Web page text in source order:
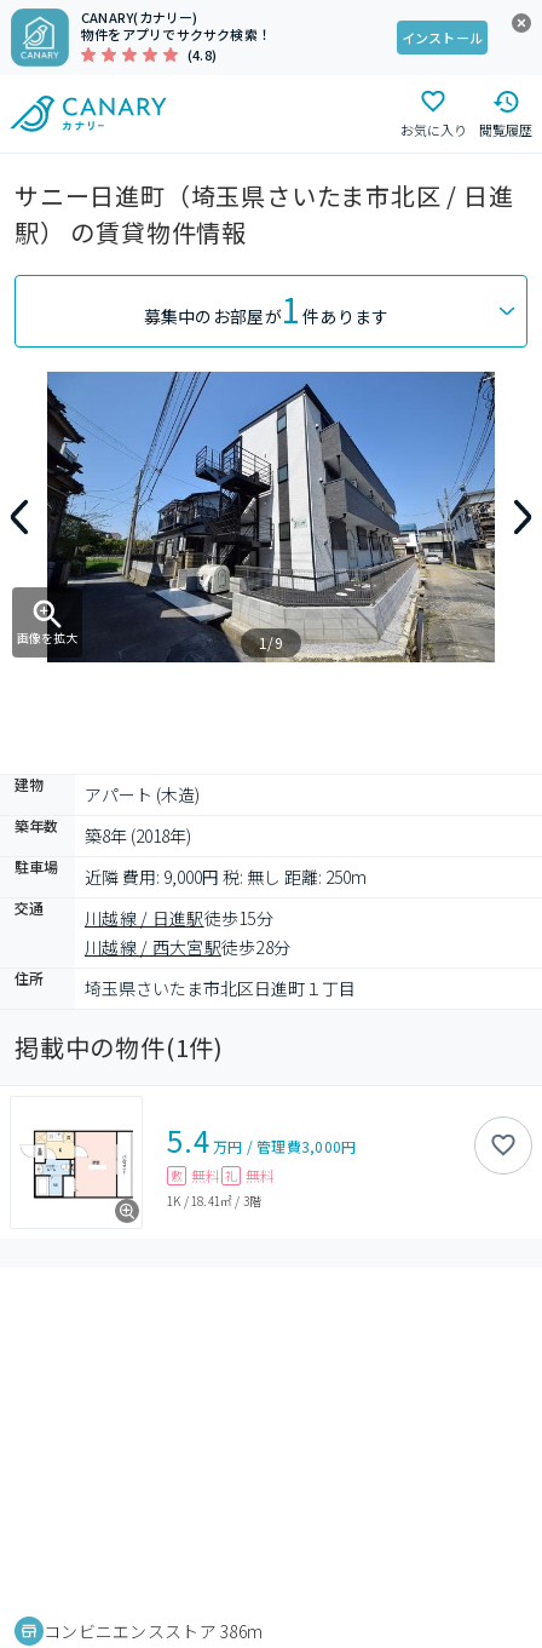
CANARY(カナリー)
物件をアプリでサクサク検索！
(4.8)
インストール
お気に入り 閲覧履歴
サニー日進町（埼玉県さいたま市北区 / 日進
駅） の賃貸物件情報
募集中のお部屋が1 件あります
画像を拡大 1/9
建物 アパート (木造)
築年数 築8年 (2018年)
駐車場 近隣 費用: 9,000円 税: 無し 距離: 250m
交通 川越線 / 日進駅徒歩15分
川越線 / 西大宮駅徒歩28分
住所 埼玉県さいたま市北区日進町１丁目
掲載中の物件(1件)
5.4万円 /管理費3,000円
敷 無料 礼 無料
1K / 18.41㎡ / 3階
コンビニエンスストア 386m